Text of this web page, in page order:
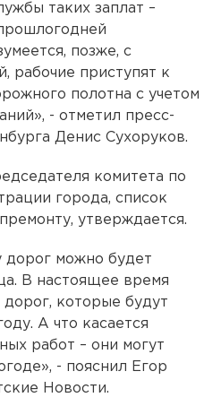
таких заплат –
позже, с
рабочие приступят к
полотна с учетом
- отметил пресс-
Денис Сухоруков.
комитета по
города, список
утверждается.
дорог можно будет
В настоящее время
которые будут
А что касается
работ – они могут
- пояснил Егор
Новости.